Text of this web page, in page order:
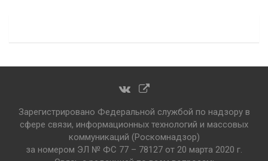
Зарегистрировано Федеральной службой по надзору в
сфере связи, информационных технологий и массовых
коммуникаций (Роскомнадзор)
за номером ЭЛ № ФС 77 – 78127 от 20 марта 2020 г.